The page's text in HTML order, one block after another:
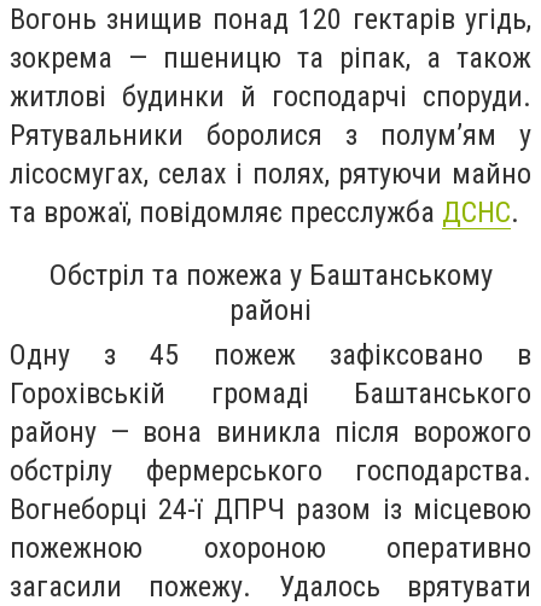
Вогонь знищив понад 120 гектарів угідь,
зокрема — пшеницю та ріпак, а також
житлові будинки й господарчі споруди.
Рятувальники боролися з полум’ям у
лісосмугах, селах і полях, рятуючи майно
та врожаї, повідомляє пресслужба ДСНС.
Обстріл та пожежа у Баштанському
районі
Одну з 45 пожеж зафіксовано в
Горохівській громаді Баштанського
району — вона виникла після ворожого
обстрілу фермерського господарства.
Вогнеборці 24-ї ДПРЧ разом із місцевою
пожежною охороною оперативно
загасили пожежу. Удалось врятувати